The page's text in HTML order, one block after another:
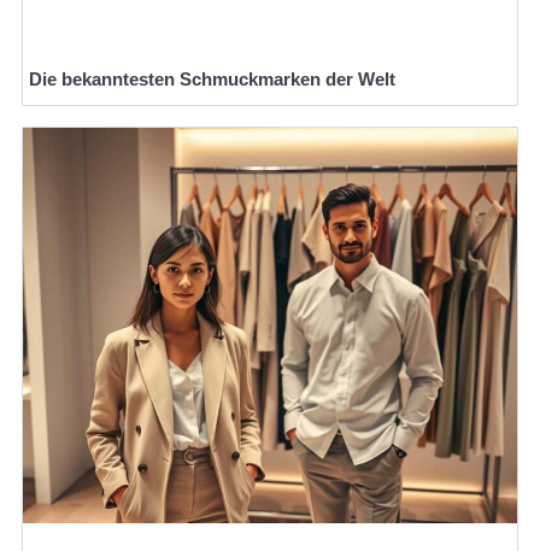
Die bekanntesten Schmuckmarken der Welt